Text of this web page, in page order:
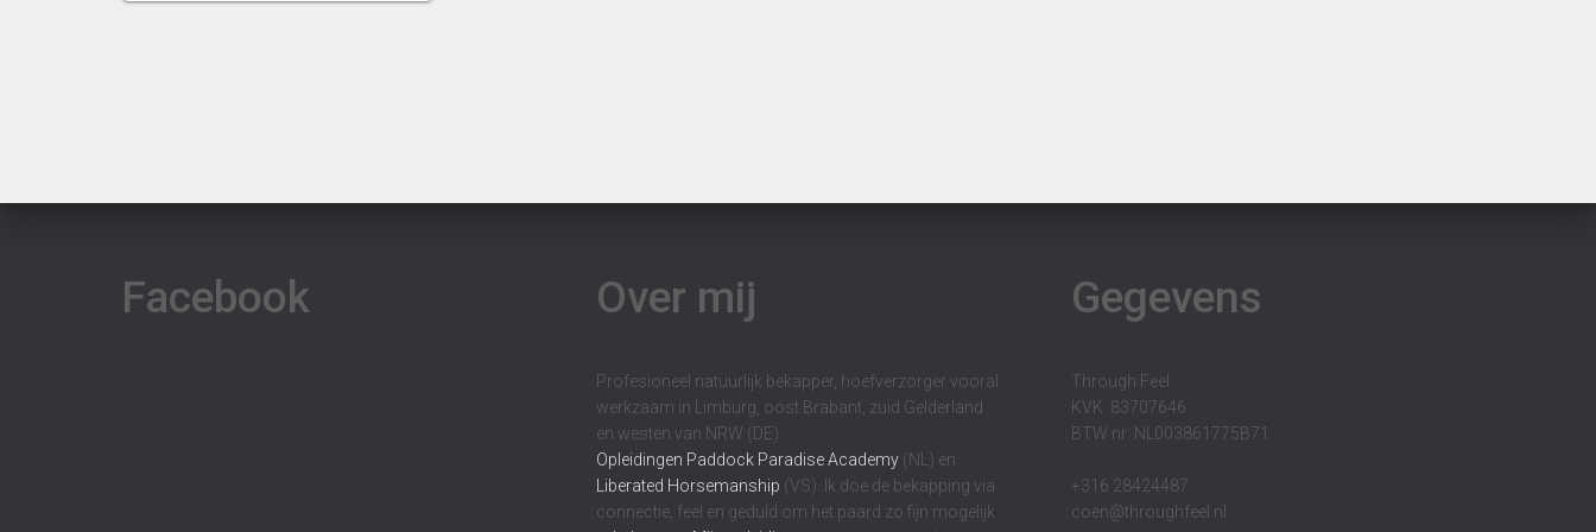
Facebook Over mij
Profesioneel natuurlijk bekapper, hoefverzorger vooral
werkzaam in Limburg, oost Brabant, zuid Gelderland
en westen van NRW (DE).
Opleidingen Paddock Paradise Academy (NL) en
Liberated Horsemanship (VS). Ik doe de bekapping via
connectie, feel en geduld om het paard zo fijn mogelijk
Gegevens
Through Feel
KVK: 83707646
BTW nr: NL003861775B71
+316 28424487
coen@throughfeel.nl